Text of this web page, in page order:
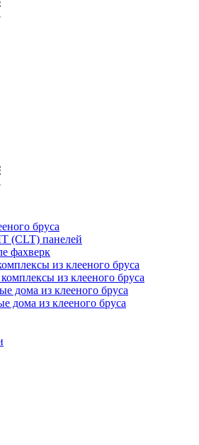
бруса
(CLT) панелей
фахверк
из клееного бруса
из клееного бруса
дома из клееного бруса
дома из клееного бруса